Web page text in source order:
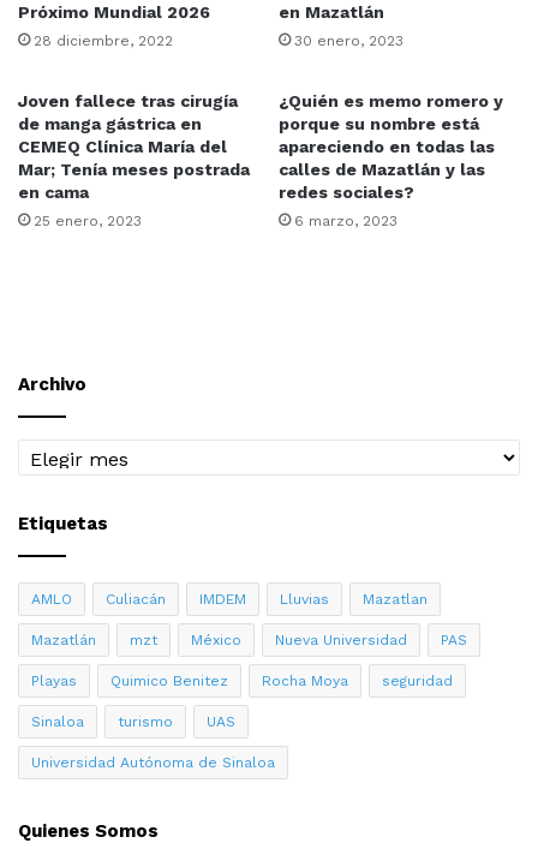
Rafael Ramírez Sinaloa
Próximo Mundial 2026
28 diciembre, 2022
en Mazatlán
30 enero, 2023
Joven fallece tras cirugía
de manga gástrica en
CEMEQ Clínica María del
Mar; Tenía meses postrada
en cama
25 enero, 2023
¿Quién es memo romero y
porque su nombre está
apareciendo en todas las
calles de Mazatlán y las
redes sociales?
6 marzo, 2023
Archivo
Archivo
Etiquetas
AMLO Culiacán IMDEM Lluvias Mazatlan
Mazatlán mzt México Nueva Universidad PAS
Playas Quimico Benitez Rocha Moya seguridad
Sinaloa turismo UAS
Universidad Autónoma de Sinaloa
Quienes Somos